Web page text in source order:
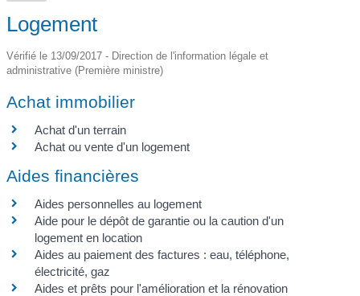
Logement
Vérifié le 13/09/2017 - Direction de l'information légale et
administrative (Première ministre)
Achat immobilier
Achat d'un terrain
Achat ou vente d'un logement
Aides financières
Aides personnelles au logement
Aide pour le dépôt de garantie ou la caution d'un
logement en location
Aides au paiement des factures : eau, téléphone,
électricité, gaz
Aides et prêts pour l'amélioration et la rénovation